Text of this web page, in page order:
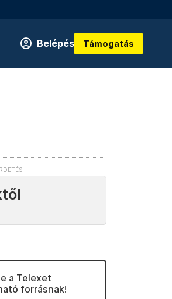
Belépés Támogatás
a Telexet
forrásnak!